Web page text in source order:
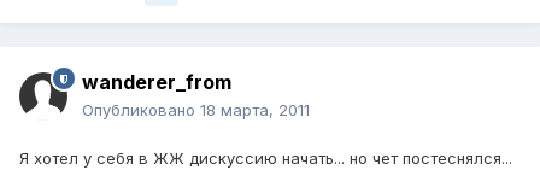
wanderer_from
Опубликовано 18 марта, 2011
Я хотел у себя в ЖЖ дискуссию начать... но чет постеснялся...